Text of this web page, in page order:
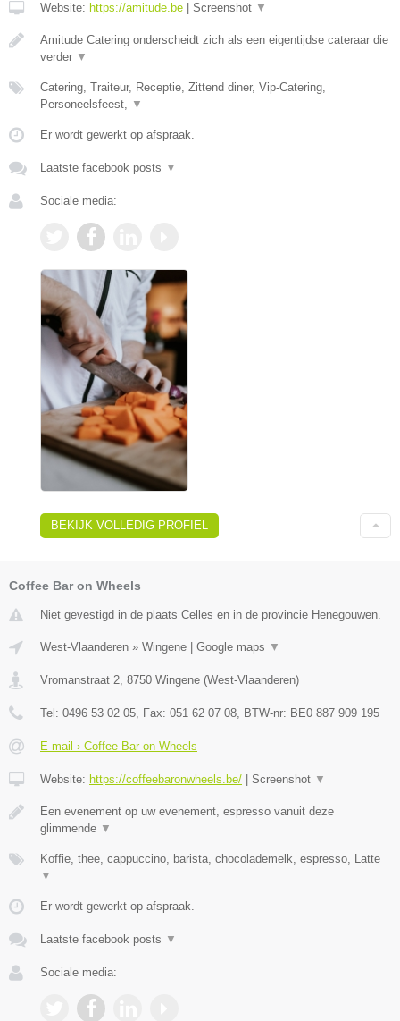
Website: https://amitude.be | Screenshot ▼
Amitude Catering onderscheidt zich als een eigentijdse cateraar die
verder ▼
Catering, Traiteur, Receptie, Zittend diner, Vip-Catering,
Personeelsfeest,
▼
Er wordt gewerkt op afspraak.
Laatste facebook posts ▼
Sociale media:
BEKIJK VOLLEDIG PROFIEL
Coffee Bar on Wheels
Niet gevestigd in de plaats Celles en in de provincie Henegouwen.
West-Vlaanderen » Wingene | Google maps ▼
Vromanstraat 2 8750 Wingene (West-Vlaanderen)
Tel: 0496 53 02 05 , Fax: 051 62 07 08 , BTW-nr: BE0 887 909 195
E-mail › Coffee Bar on Wheels
Website: https://coffeebaronwheels.be/ | Screenshot ▼
Een evenement op uw evenement, espresso vanuit deze
glimmende ▼
Koffie, thee, cappuccino, barista, chocolademelk, espresso, Latte
▼
Er wordt gewerkt op afspraak.
Laatste facebook posts ▼
Sociale media: